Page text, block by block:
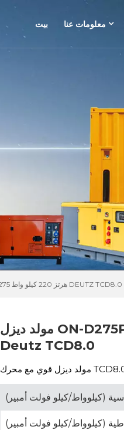
بيت معلومات عنا
مولد ديزل ON-D275P 50 هرتز 220 كيلو واط 275 كيلو فولت أمبير محرك DEUTZ TCD8.0
مولد ديزل ON-D275P 50 هرتز 220 كيلو واط 275 كيلو فولت أمبير محرك
Deutz TCD8.0
مولد ديزل قوي مع